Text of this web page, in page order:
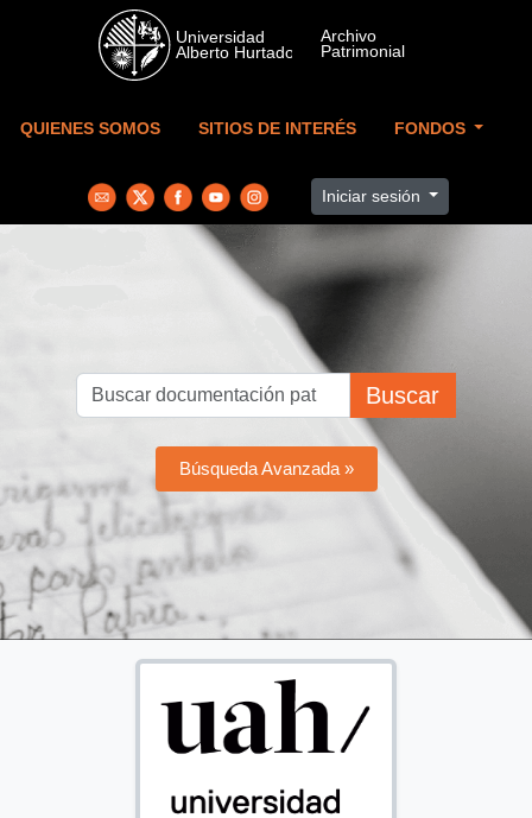
Skip to main content
QUIENES SOMOS SITIOS DE INTERÉS FONDOS
Iniciar sesión
Buscar
Búsqueda Avanzada »